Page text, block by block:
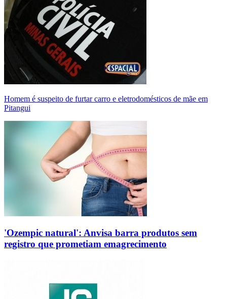
Homem é suspeito de furtar carro e eletrodomésticos de mãe em
Pitangui
'Ozempic natural': Anvisa barra produtos sem
registro que prometiam emagrecimento